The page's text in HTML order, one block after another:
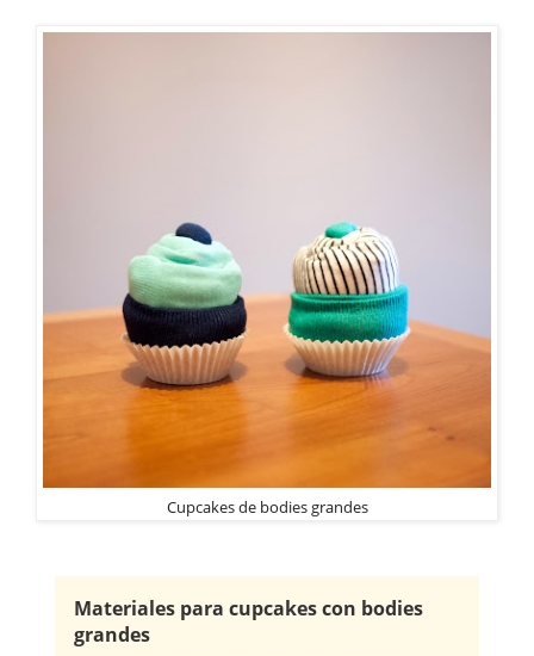
Cupcakes de bodies grandes
Materiales para cupcakes con bodies
grandes